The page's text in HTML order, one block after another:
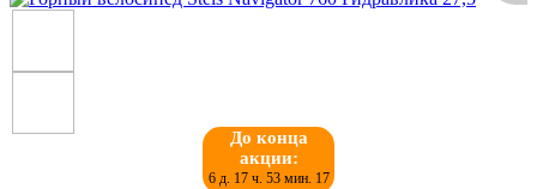
До конца
акции:
6 д. 17 ч. 53 мин. 17